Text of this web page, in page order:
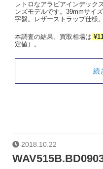
レトロなアラビアインデック
ンズモデルです。39mmサイ
字盤。レザーストラップ仕様。
本調査の結果、買取相場は
定値）。
続
2018.10.22